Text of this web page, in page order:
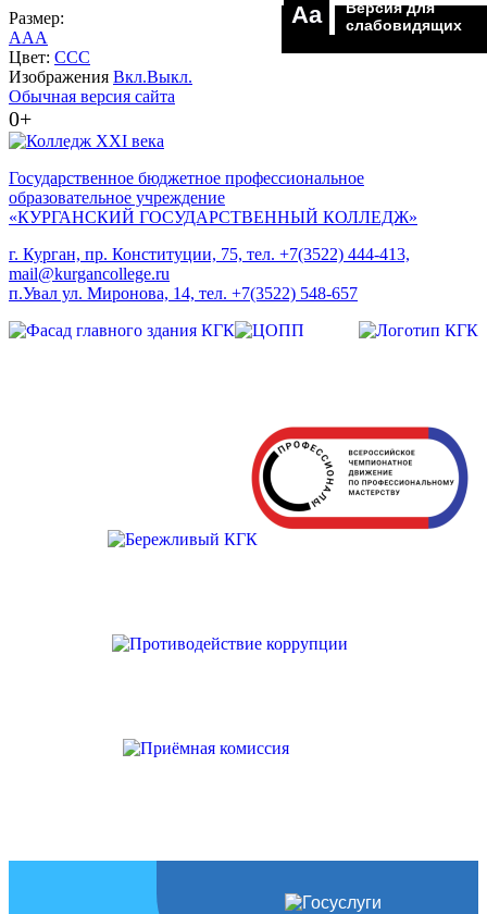
Размер:
AAA
Цвет: CCC
Изображения Вкл.Выкл.
Обычная версия сайта
0+
Aa
Версия для
слабовидящих
Государственное бюджетное профессиональное
образовательное учреждение
«КУРГАНСКИЙ ГОСУДАРСТВЕННЫЙ КОЛЛЕДЖ»
г. Курган, пр. Конституции, 75, тел. +7(3522) 444-413,
mail@kurgancollege.ru
п.Увал ул. Миронова, 14, тел. +7(3522) 548-657